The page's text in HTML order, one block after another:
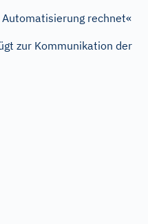
rechnet«
zur Kommunikation der